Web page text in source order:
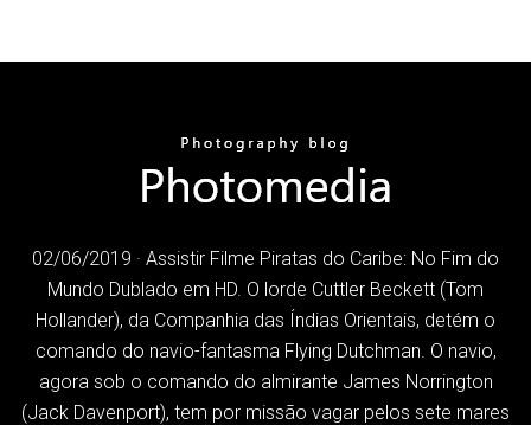
02/06/2019 · Assistir Filme Piratas do Caribe: No Fim do
Mundo Dublado em HD. O lorde Cuttler Beckett (Tom
Hollander), da Companhia das Índias Orientais, detém o
comando do navio-fantasma Flying Dutchman. O navio,
agora sob o comando do almirante James Norrington
(Jack Davenport), tem por missão vagar pelos sete mares